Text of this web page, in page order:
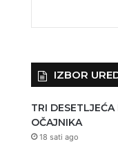
IZBOR
TRI DESETLJEĆA
OČAJNIKA
18 sati ago